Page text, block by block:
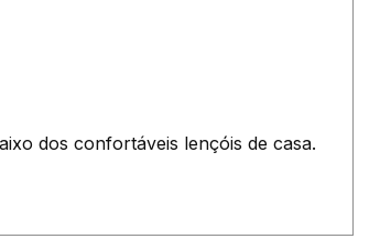
dos confortáveis lençóis de casa.